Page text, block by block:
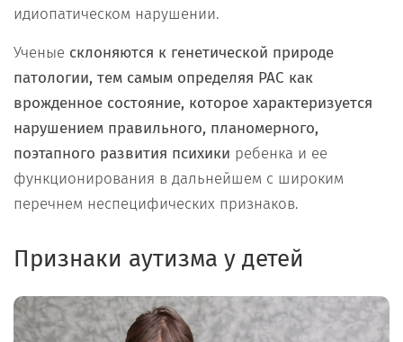
идиопатическом нарушении.
Ученые склоняются к генетической природе
патологии, тем самым определяя РАС как
врожденное состояние, которое характеризуется
нарушением правильного, планомерного,
поэтапного развития психики ребенка и ее
функционирования в дальнейшем с широким
перечнем неспецифических признаков.
Признаки аутизма у детей